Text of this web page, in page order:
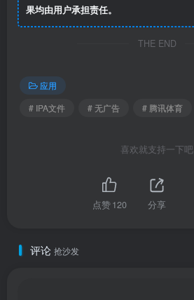
果均由用户承担责任。
THE END
应用
# IPA文件
# 无广告 # 腾讯体育
喜欢就支持一下吧
点赞120 分享
评论 抢沙发